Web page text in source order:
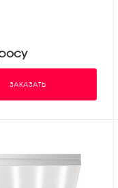
ЗАКАЗАТЬ